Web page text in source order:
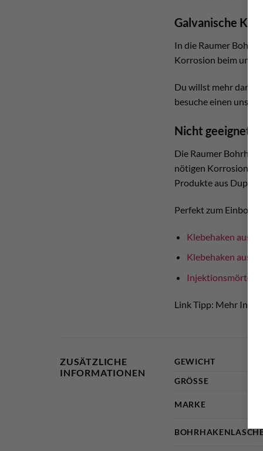
Galvanische
In die Raumer
Korrosion beim
Du willst mehr
besuche einen
Nicht geeignet
Die Raumer
nötigen
Produkte aus Duplex-
Perfekt zum
Klebehaken aus
Klebehaken aus
Injektionsmörtel
Link Tipp: Mehr
ZUSÄTZLICHE
INFORMATIONEN
GEWICHT
GRÖSSE
MARKE